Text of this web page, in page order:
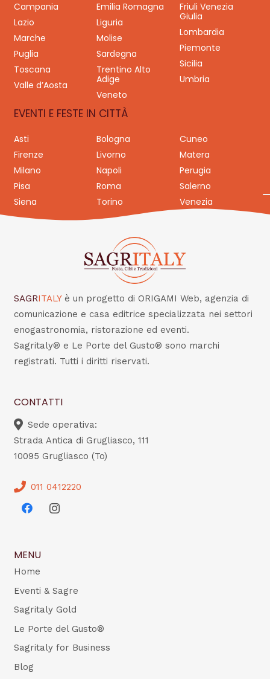
Campania
Emilia Romagna
Friuli Venezia
Giulia
Lazio
Liguria
Lombardia
Marche
Molise
Piemonte
Puglia
Sardegna
Sicilia
Toscana
Trentino Alto
Adige
Umbria
Valle d’Aosta
Veneto
EVENTI E FESTE IN CITTÀ
Asti Bologna
Cuneo
Firenze
Livorno
Matera
Milano
Napoli
Perugia
Pisa
Roma
Salerno
Siena
Torino Venezia
SAGRITALY è un progetto di ORIGAMI Web, agenzia di
comunicazione e casa editrice specializzata nei settori
enogastronomia, ristorazione ed eventi.
Sagritaly® e Le Porte del Gusto® sono marchi
registrati. Tutti i diritti riservati.
CONTATTI
Sede operativa:
Strada Antica di Grugliasco, 111
10095 Grugliasco (To)
011 0412220
MENU
Home
Eventi & Sagre
Sagritaly Gold
Le Porte del Gusto®
Sagritaly for Business
Blog